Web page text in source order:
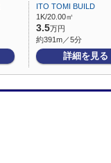
ITO TOMI BUILD
1K/20.00㎡
3.5万円
約391m／5分
詳細を見る